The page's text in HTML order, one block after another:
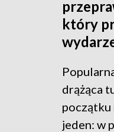
który
drążąca
początku
jeden: w